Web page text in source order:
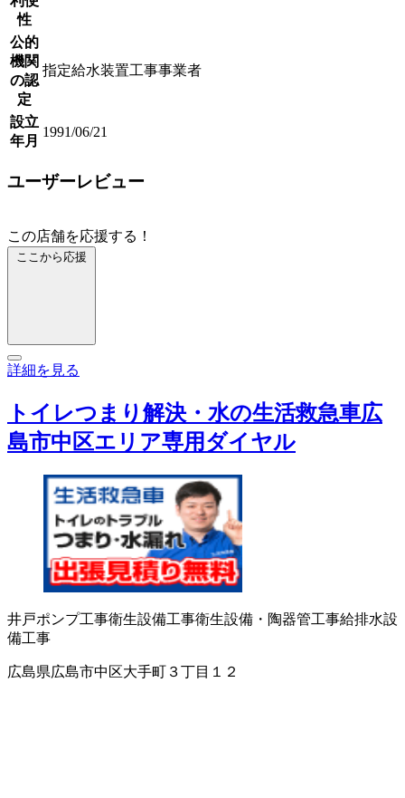
性
公的
機関
の認
定
指定給水装置工事事業者
設立
年月
1991/06/21
ユーザーレビュー
この店舗を応援する！
ここから応援
詳細を見る
トイレつまり解決・水の生活救急車広
島市中区エリア専用ダイヤル
井戸ポンプ工事衛生設備工事衛生設備・陶器管工事給排水設
備工事
広島県広島市中区大手町３丁目１２